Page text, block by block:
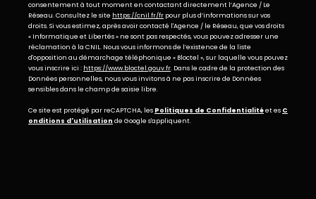
consentement à tout moment en contactant directement l’Agence / Le
Réseau. Consultez le site https://cnil.fr/fr pour plus d’informations sur vos
droits. Si vous estimez, après avoir contacté l'Agence / le Réseau, que vos droits
« Informatique et Libertés » ne sont pas respectés, vous pouvez adresser une
réclamation à la CNIL. Nous vous informons de l’existence de la liste
d'opposition au démarchage téléphonique « Bloctel », sur laquelle vous pouvez
vous inscrire ici : https://www.bloctel.gouv.fr. Dans le cadre de la protection des
Données personnelles, nous vous invitons à ne pas inscrire de Données
sensibles dans le champ de saisie libre.
Ce site est protégé par reCAPTCHA, les Politiques de Confidentialitéet es C
onditions d'utilisation de Google s'appliquent.